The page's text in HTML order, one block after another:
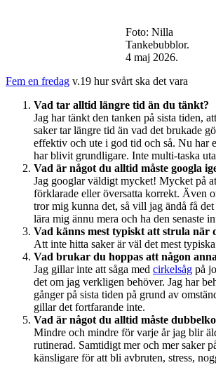
Foto: Nilla
Tankebubblor.
4 maj 2026.
Fem en fredag v.19 hur svårt ska det vara
Vad tar alltid längre tid än du tänkt?
Jag har tänkt den tanken på sista tiden,
saker tar längre tid än vad det brukade
effektiv och ute i god tid och så. Nu har
har blivit grundligare. Inte multi-taska
Vad är något du alltid måste googla
Jag googlar väldigt mycket! Mycket på
förklarade eller översatta korrekt. Även
tror mig kunna det, så vill jag ändå få
lära mig ännu mera och ha den senaste
Vad känns mest typiskt att strula när
Att inte hitta saker är väl det mest
Vad brukar du hoppas att någon
Jag gillar inte att såga med cirkelsåg på
det om jag verkligen behöver. Jag har
gånger på sista tiden på grund av
gillar det fortfarande inte.
Vad är något du alltid måste
Mindre och mindre för varje år jag blir
rutinerad. Samtidigt mer och mer saker
känsligare för att bli avbruten, stress,